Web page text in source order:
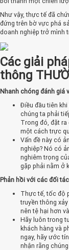
Như vậy, thực tế đã
đứng trên bờ vực phá
doanh nghiệp trở mình
Các giải
thông
Nhanh chóng đánh giá
Điều đầu tiên
chúng ta phải
Trong đó, đặt
một cách trực
Vấn đề này có
nghiệp? Nó có
nghiêm trọng
gặp phải nằm ở
Phản hồi với các đối
Thực tế, tốc độ
truyền thông
nên tệ hại hơn
Hãy luôn trong
khách hàng và
ngay, hãy ước
nhận rằng